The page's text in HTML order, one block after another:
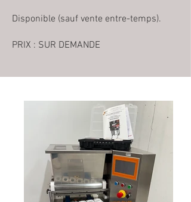
Disponible (sauf vente entre-temps).
PRIX : SUR DEMANDE